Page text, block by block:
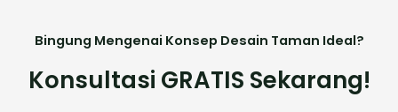
Bingung Mengenai Konsep Desain Taman Ideal?
Konsultasi GRATIS Sekarang!